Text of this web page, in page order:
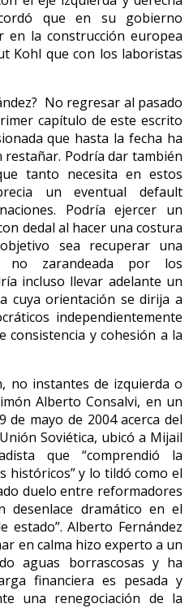
que en su gobierno
en la construcción europea
Kohl que con los laboristas
No regresar al pasado
capítulo de este escrito
que hasta la fecha ha
Podría dar también
tanto necesita en estos
un eventual default
Podría ejercer un
dedal al hacer una costura
sea recuperar una
no zarandeada por los
incluso llevar adelante un
cuya orientación se dirija a
independientemente
consistencia y cohesión a la
no instantes de izquierda o
Alberto Consalvi, en un
de mayo de 2004 acerca del
Soviética, ubicó a Mijail
que “comprendió la
históricos” y lo tildó como el
duelo entre reformadores
dramático en el
estado”. Alberto Fernández
en calma hizo experto a un
aguas borrascosas y ha
financiera es pesada y
una renegociación de la